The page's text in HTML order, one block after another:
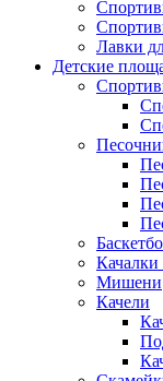
Лавки
Детские
Мишени
Качели